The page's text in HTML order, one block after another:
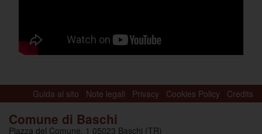
Guida al sito Note legali Privacy Cookies Policy Credits
Comune di Baschi
Piazza del Comune, 1 05023 Baschi (TR)